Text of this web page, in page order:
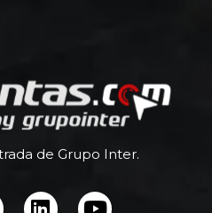
de Grupo Inter.